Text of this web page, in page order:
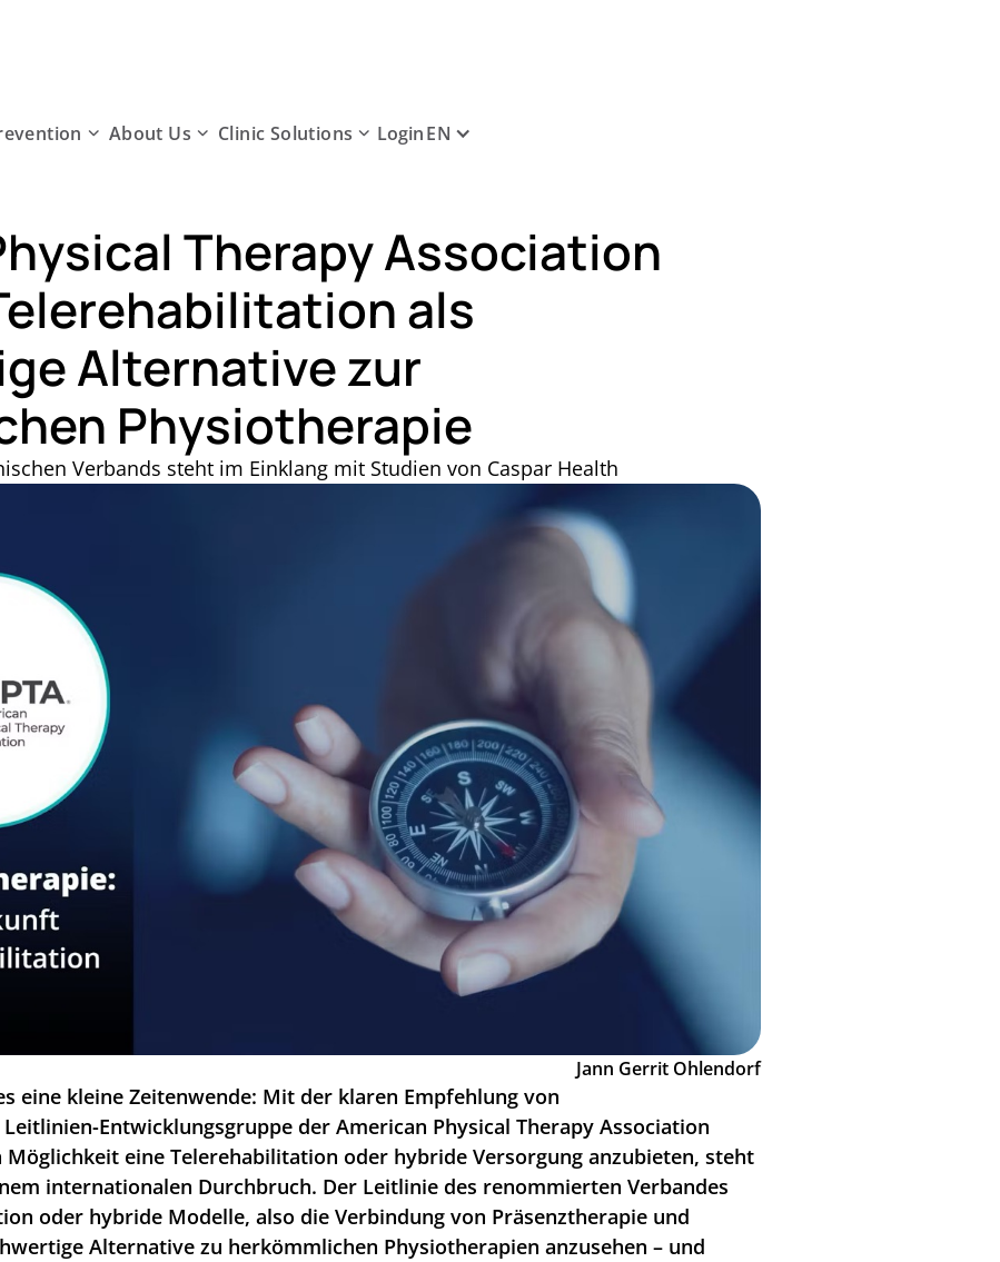
About Us Clinic Solutions LoginEN
Therapy Association
als
Alternative zur
Physiotherapie
Verbands steht im Einklang mit Studien von Caspar Health
Jann Gerrit Ohlendorf
eine kleine Zeitenwende: Mit der klaren Empfehlung von
Entwicklungsgruppe der American Physical Therapy Association
Möglichkeit eine Telerehabilitation oder hybride Versorgung anzubieten, steht
internationalen Durchbruch. Der Leitlinie des renommierten Verbandes
oder hybride Modelle, also die Verbindung von Präsenztherapie und
Alternative zu herkömmlichen Physiotherapien anzusehen – und